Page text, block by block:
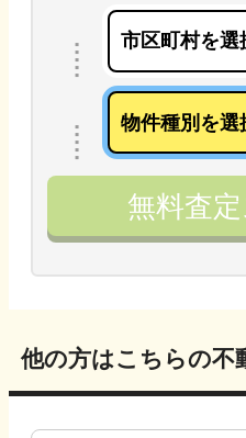
無料査
他の方はこちらの不